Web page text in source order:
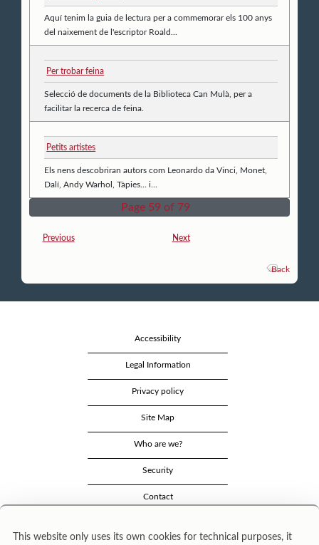
Aquí tenim la guia de lectura per a commemorar els 100 anys
del naixement de l'escriptor Roald...
Per trobar feina
Selecció de documents de la Biblioteca Can Mulà, per a
facilitar la recerca de feina.
Petits artistes
Els nens descobriran autors com Leonardo da Vinci, Monet,
Dalí, Andy Warhol, Tàpies... i...
Page 59 of 79
Previous Next
Back
Accessibility
Legal Information
Privacy policy
Site Map
Who are we?
Security
Contact
This website only uses its own cookies for technical purposes, it